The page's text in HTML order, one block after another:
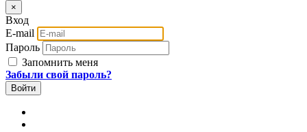
×
Вход
E-mail
Пароль
Запомнить меня
Забыли свой пароль?